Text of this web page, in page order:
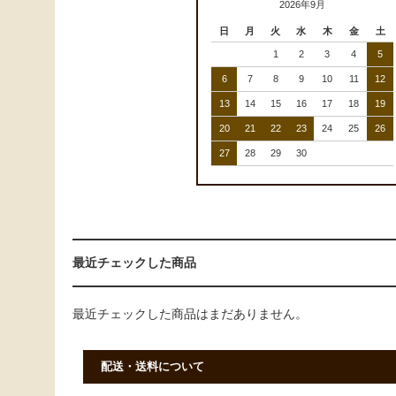
2026年9月
日 月 火 水 木 金 土
1 2 3 4 5
6 7 8 9 10 11 12
13 14 15 16 17 18 19
20 21 22 23 24 25 26
27 28 29 30
最近チェックした商品
最近チェックした商品はまだありません。
配送・送料について